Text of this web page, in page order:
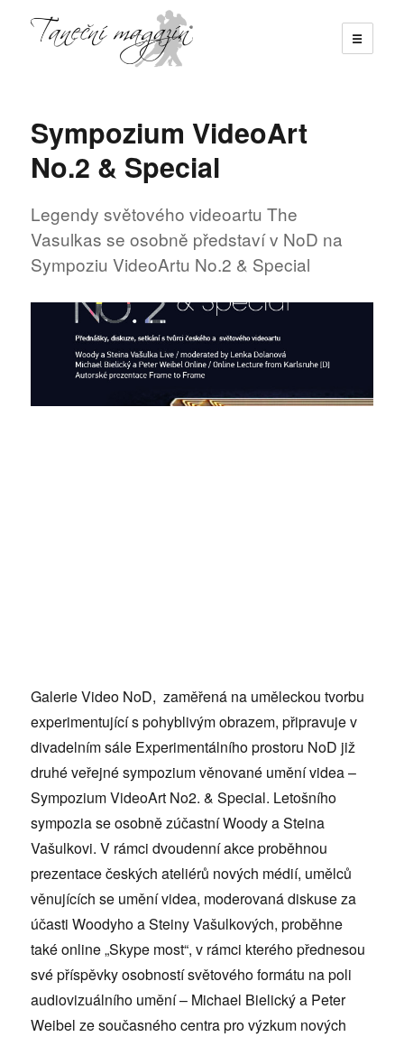
☰
Sympozium VideoArt
No.2 & Special
Legendy světového videoartu The
Vasulkas se osobně představí v NoD na
Sympoziu VideoArtu No.2 & Special
Galerie Video NoD, zaměřená na uměleckou tvorbu
experimentující s pohyblivým obrazem, připravuje v
divadelním sále Experimentálního prostoru NoD již
druhé veřejné sympozium věnované umění videa –
Sympozium VideoArt No2. & Special. Letošního
sympozia se osobně zúčastní Woody a Steina
Vašulkovi. V rámci dvoudenní akce proběhnou
prezentace českých ateliérů nových médií, umělců
věnujících se umění videa, moderovaná diskuse za
účasti Woodyho a Steiny Vašulkových, proběhne
také online „Skype most“, v rámci kterého přednesou
své příspěvky osobností světového formátu na poli
audiovizuálního umění – Michael Bielický a Peter
Weibel ze současného centra pro výzkum nových